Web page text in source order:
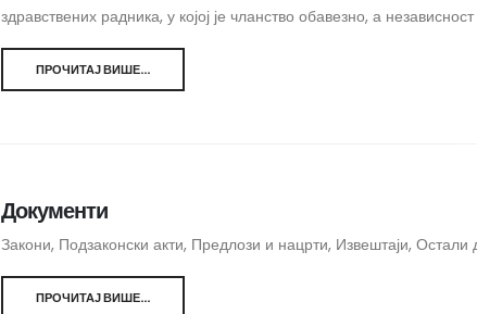
здравствених радника, у којој је чланство обавезно, а
ПРОЧИТАЈ ВИШЕ...
Документи
Закони, Подзаконски акти, Предлози и нацрти, Извештаји, Остали
ПРОЧИТАЈ ВИШЕ...